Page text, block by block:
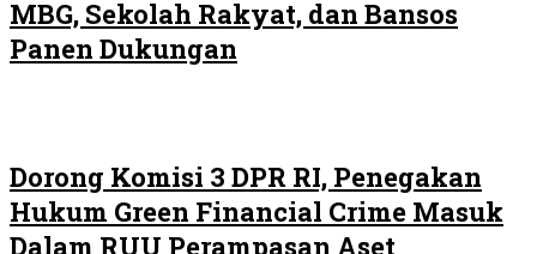
MBG, Sekolah Rakyat, dan Bansos
Panen Dukungan
Dorong Komisi 3 DPR RI, Penegakan
Hukum Green Financial Crime Masuk
Dalam RUU Perampasan Aset